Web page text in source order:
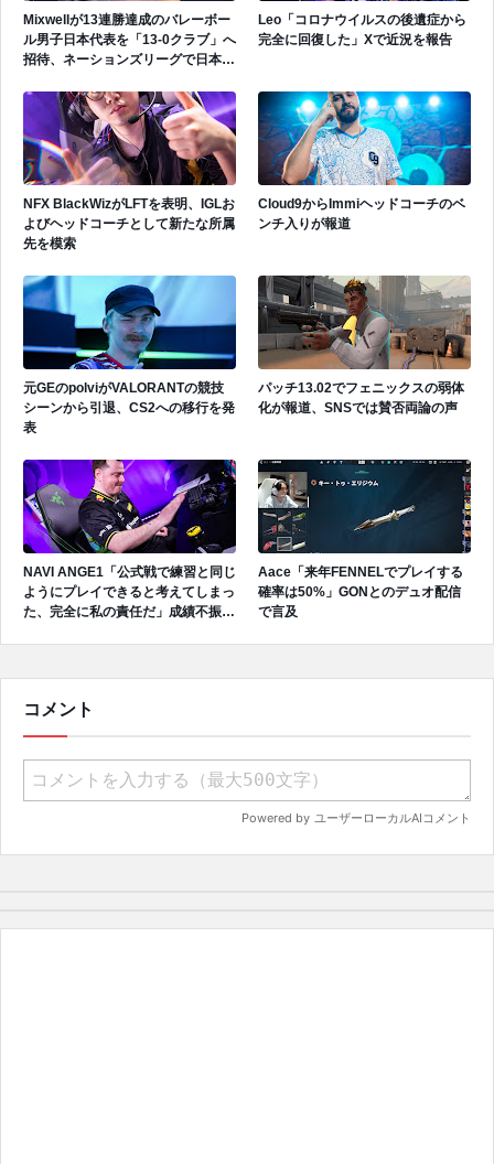
Mixwellが13連勝達成のバレーボー
ル男子日本代表を「13-0クラブ」へ
招待、ネーションズリーグで日本代
Leo「コロナウイルスの後遺症から
完全に回復した」Xで近況を報告
NFX BlackWizがLFTを表明、IGLお
よびヘッドコーチとして新たな所属
先を模索
Cloud9からImmiヘッドコーチのベ
ンチ入りが報道
元GEのpolviがVALORANTの競技
シーンから引退、CS2への移行を発
表
パッチ13.02でフェニックスの弱体
化が報道、SNSでは賛否両論の声
NAVI ANGE1「公式戦で練習と同じ
ようにプレイできると考えてしまっ
た、完全に私の責任だ」成績不振を
Aace「来年FENNELでプレイする
確率は50%」GONとのデュオ配信
で言及
コメント